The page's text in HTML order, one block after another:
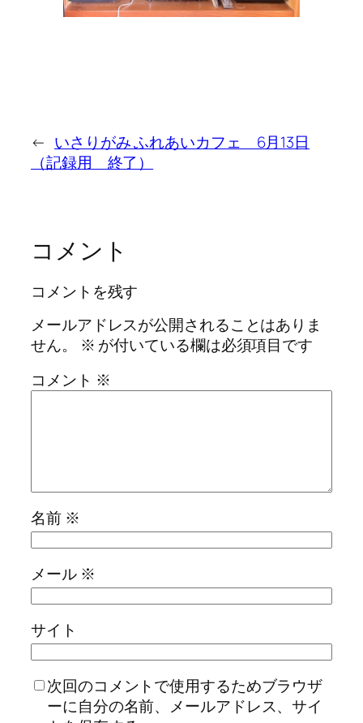
← いさりがみ ふれあいカフェ 6月13日
（記録用 終了）
コメント
コメントを残す
メールアドレスが公開されることはありま
せん。
※ が付いている欄は必須項目です
コメント ※
名前 ※
メール ※
サイト
次回のコメントで使用するためブラウザ
ーに自分の名前、メールアドレス、サイ